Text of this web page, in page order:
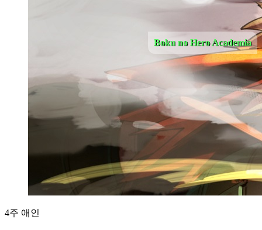
Boku no Hero Academia
4주 애인